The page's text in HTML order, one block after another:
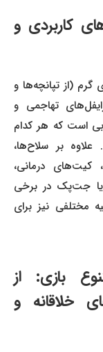
کاربردی و
(از تپانچه‌ها و
تهاجمی و
است که هر کدام
بر سلاح‌ها،
درمانی،
جت‌پک در برخی
نیز برای
از
خلاقانه و